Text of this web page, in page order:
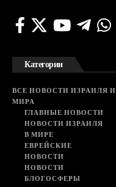
Категории
ВСЕ НОВОСТИ ИЗРАИЛЯ И
МИРА
ГЛАВНЫЕ НОВОСТИ
НОВОСТИ ИЗРАИЛЯ
В МИРЕ
ЕВРЕЙСКИЕ
НОВОСТИ
НОВОСТИ
БЛОГОСФЕРЫ